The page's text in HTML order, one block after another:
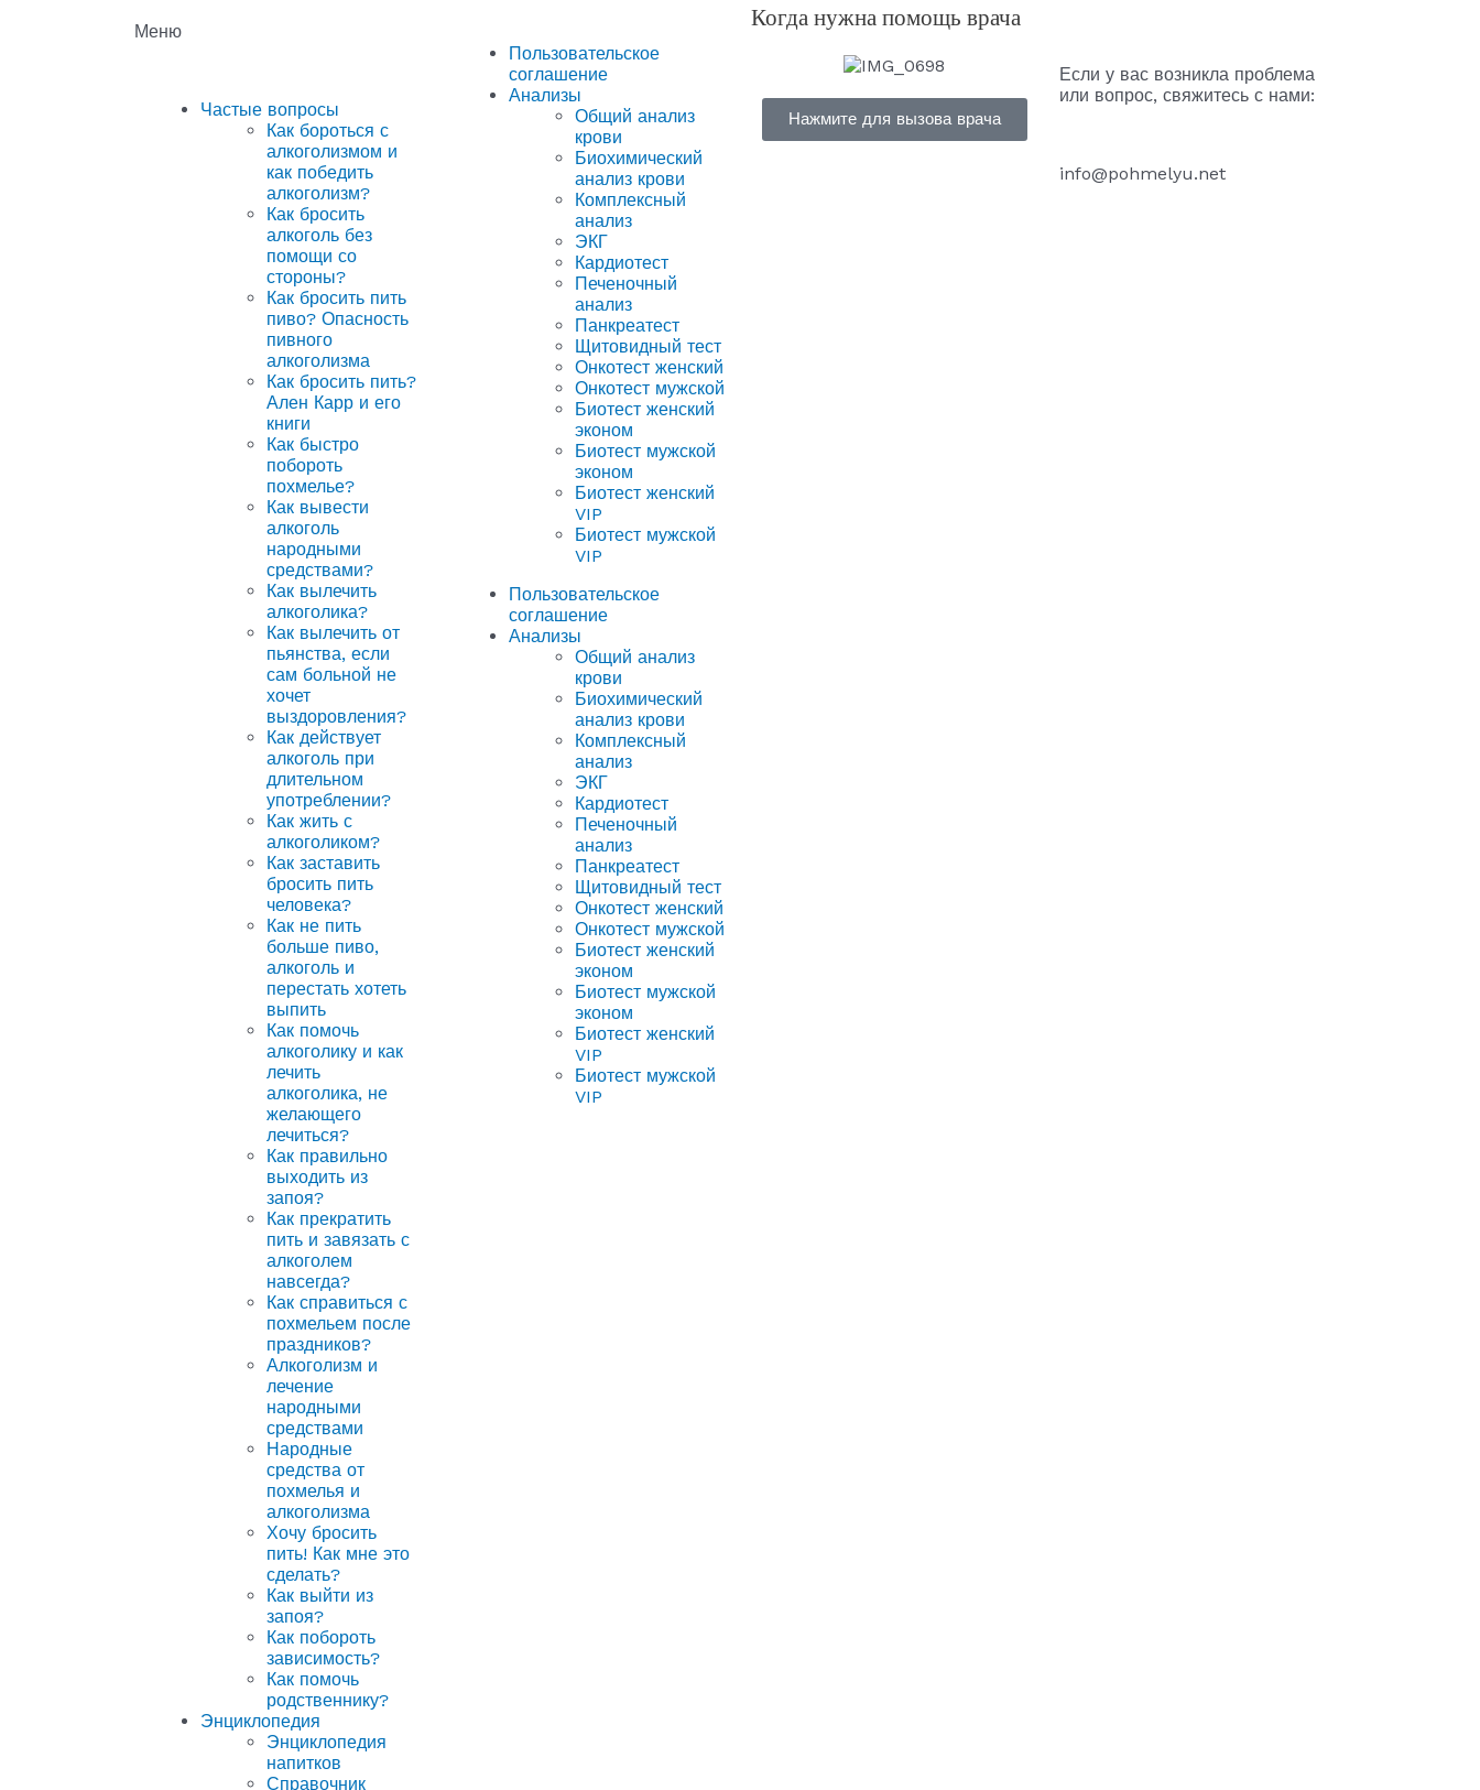
Меню
Частые вопросы
Как бороться с
алкоголизмом и
как победить
алкоголизм?
Как бросить
алкоголь без
помощи со
стороны?
Как бросить пить
пиво? Опасность
пивного
алкоголизма
Как бросить пить?
Ален Карр и его
книги
Как быстро
побороть
похмелье?
Как вывести
алкоголь
народными
средствами?
Как вылечить
алкоголика?
Как вылечить от
пьянства, если
сам больной не
хочет
выздоровления?
Как действует
алкоголь при
длительном
употреблении?
Как жить с
алкоголиком?
Как заставить
бросить пить
человека?
Как не пить
больше пиво,
алкоголь и
перестать хотеть
выпить
Как помочь
алкоголику и как
лечить
алкоголика, не
желающего
лечиться?
Как правильно
выходить из
запоя?
Как прекратить
пить и завязать с
алкоголем
навсегда?
Как справиться с
похмельем после
праздников?
Алкоголизм и
лечение
народными
средствами
Народные
средства от
похмелья и
алкоголизма
Хочу бросить
пить! Как мне это
сделать?
Как выйти из
запоя?
Как побороть
зависимость?
Как помочь
родственнику?
Энциклопедия
Энциклопедия
напитков
Справочник
Пользовательское
соглашение
Анализы
Общий анализ
крови
Биохимический
анализ крови
Комплексный
анализ
ЭКГ
Кардиотест
Печеночный
анализ
Панкреатест
Щитовидный тест
Онкотест женский
Онкотест мужской
Биотест женский
эконом
Биотест мужской
эконом
Биотест женский
VIP
Биотест мужской
VIP
Пользовательское
соглашение
Анализы
Общий анализ
крови
Биохимический
анализ крови
Комплексный
анализ
ЭКГ
Кардиотест
Печеночный
анализ
Панкреатест
Щитовидный тест
Онкотест женский
Онкотест мужской
Биотест женский
эконом
Биотест мужской
эконом
Биотест женский
VIP
Биотест мужской
VIP
Когда нужна помощь врача
Нажмите для вызова врача
Если у вас возникла проблема
или вопрос, свяжитесь с нами:
info@pohmelyu.net